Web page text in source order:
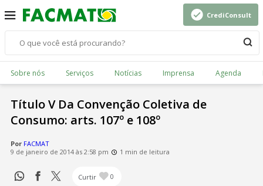
CrediConsult
Sobre nós Serviços Notícias Imprensa Agenda
Título V Da Convenção Coletiva de
Consumo: arts. 107º e 108º
Por FACMAT
9 de janeiro de 2014 às 2:58 pm
1 min de leitura
Curtir 0